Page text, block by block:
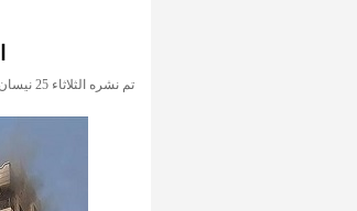
تم نشره الثلاثاء 25 نيسان / أبريل 2023 08:18 صباحاً